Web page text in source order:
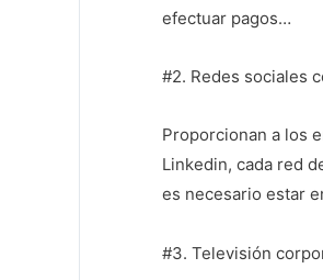
efectuar pagos…
#2. Redes sociales
Proporcionan a los
Linkedin, cada red
es necesario estar
#3. Televisión